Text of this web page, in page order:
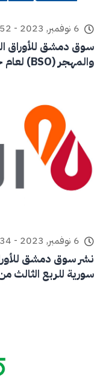
6 نوفمبر, 2023 - 02:52 م
سوق دمشق للأوراق
والمهجر (BSO) لعام خلال الربع الثالث من العام 2023
6 نوفمبر, 2023 - 02:34 م
نشر سوق دمشق للأوراق
سورية للربع الثالث من